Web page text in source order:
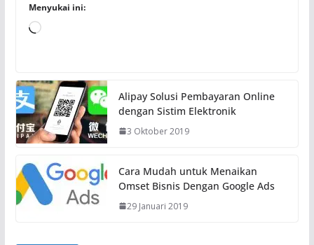
Menyukai ini:
M
u
a
t
.
Alipay Solusi Pembayaran Online
dengan Sistim Elektronik
3 Oktober 2019
Cara Mudah untuk Menaikan
Omset Bisnis Dengan Google Ads
29 Januari 2019